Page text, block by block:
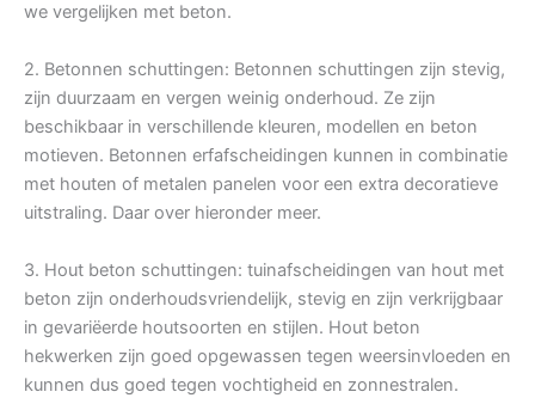
we vergelijken met beton.
2. Betonnen schuttingen: Betonnen schuttingen zijn stevig,
zijn duurzaam en vergen weinig onderhoud. Ze zijn
beschikbaar in verschillende kleuren, modellen en beton
motieven. Betonnen erfafscheidingen kunnen in combinatie
met houten of metalen panelen voor een extra decoratieve
uitstraling. Daar over hieronder meer.
3. Hout beton schuttingen: tuinafscheidingen van hout met
beton zijn onderhoudsvriendelijk, stevig en zijn verkrijgbaar
in gevariëerde houtsoorten en stijlen. Hout beton
hekwerken zijn goed opgewassen tegen weersinvloeden en
kunnen dus goed tegen vochtigheid en zonnestralen.